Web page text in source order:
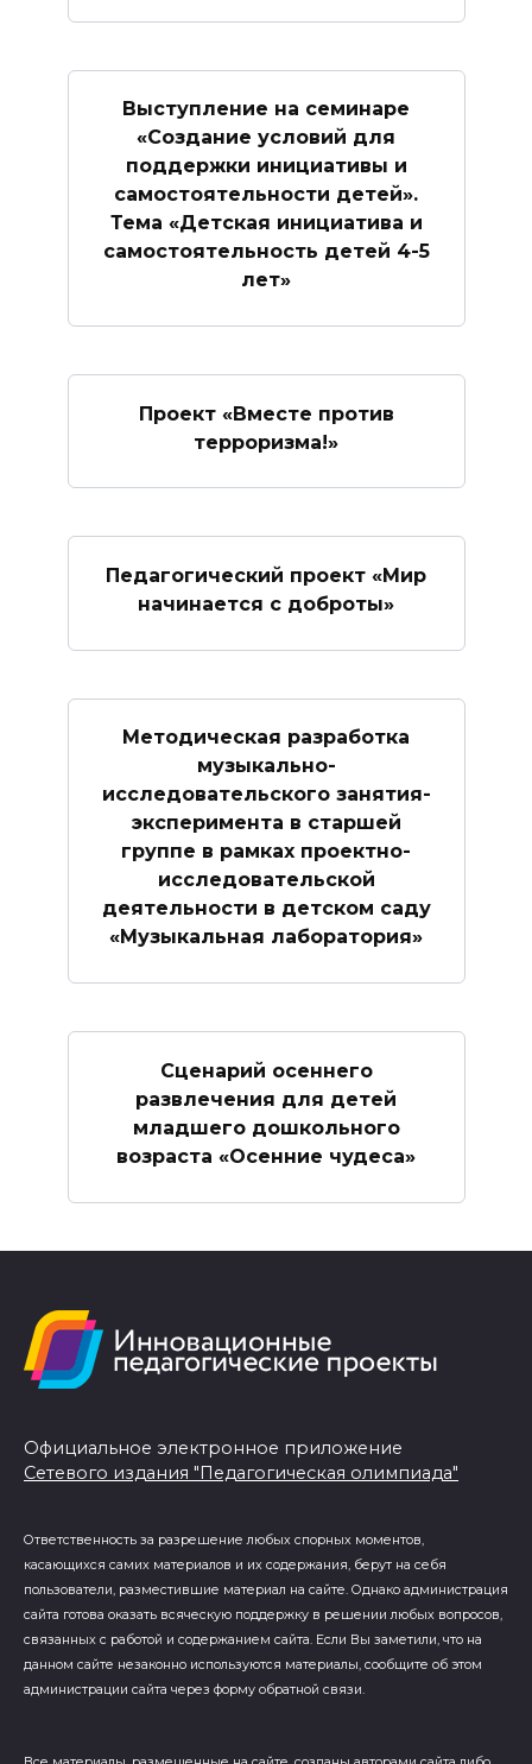
Выступление на семинаре
«Создание условий для
поддержки инициативы и
самостоятельности детей».
Тема «Детская инициатива и
самостоятельность детей 4-5
лет»
Проект «Вместе против
терроризма!»
Педагогический проект «Мир
начинается с доброты»
Методическая разработка
музыкально-
исследовательского занятия-
эксперимента в старшей
группе в рамках проектно-
исследовательской
деятельности в детском саду
«Музыкальная лаборатория»
Сценарий осеннего
развлечения для детей
младшего дошкольного
возраста «Осенние чудеса»
Официальное электронное приложение
Сетевого издания "Педагогическая олимпиада"
Ответственность за разрешение любых спорных моментов,
касающихся самих материалов и их содержания, берут на себя
пользователи, разместившие материал на сайте. Однако администрация
сайта готова оказать всяческую поддержку в решении любых вопросов,
связанных с работой и содержанием сайта. Если Вы заметили, что на
данном сайте незаконно используются материалы, сообщите об этом
администрации сайта через форму обратной связи.